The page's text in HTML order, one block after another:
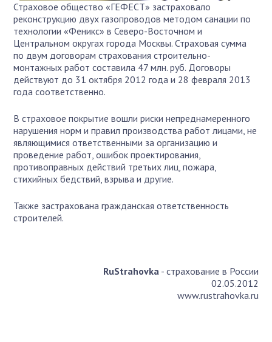
Страховое общество «ГЕФЕСТ» застраховало
реконструкцию двух газопроводов методом санации по
технологии «Феникс» в Северо-Восточном и
Центральном округах города Москвы. Страховая сумма
по двум договорам страхования строительно-
монтажных работ составила 47 млн. руб. Договоры
действуют до 31 октября 2012 года и 28 февраля 2013
года соответственно.
В страховое покрытие вошли риски непреднамеренного
нарушения норм и правил производства работ лицами, не
являющимися ответственными за организацию и
проведение работ, ошибок проектирования,
противоправных действий третьих лиц, пожара,
стихийных бедствий, взрыва и другие.
Также застрахована гражданская ответственность
строителей.
RuStrahovka- страхование в России
02.05.2012
www.rustrahovka.ru